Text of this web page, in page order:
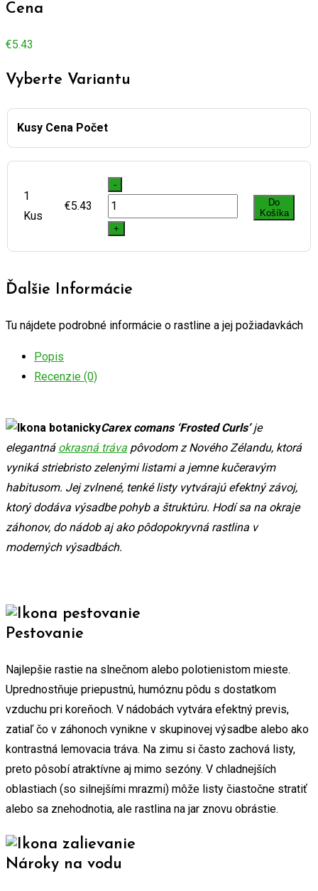
Cena
€5.43
Vyberte Variantu
Kusy Cena Počet
1
Kus
€5.43
-
Ostrica
(STÁLEZELENÁ)
'Frosted
quantity
+
Do
Košíka
Ďalšie Informácie
Tu nájdete podrobné informácie o rastline a jej požiadavkách
Popis
Recenzie (0)
Carex comans ‘Frosted Curls’je
elegantná okrasná tráva pôvodom z Nového Zélandu, ktorá
vyniká striebristo zelenými listami a jemne kučeravým
habitusom. Jej zvlnené, tenké listy vytvárajú efektný závoj,
ktorý dodáva výsadbe pohyb a štruktúru. Hodí sa na okraje
záhonov, do nádob aj ako pôdopokryvná rastlina v
moderných výsadbách.
Pestovanie
Najlepšie rastie na slnečnom alebo polotienistom mieste.
Uprednostňuje priepustnú, humóznu pôdu s dostatkom
vzduchu pri koreňoch. V nádobách vytvára efektný previs,
zatiaľ čo v záhonoch vynikne v skupinovej výsadbe alebo ako
kontrastná lemovacia tráva. Na zimu si často zachová listy,
preto pôsobí atraktívne aj mimo sezóny. V chladnejších
oblastiach (so silnejšími mrazmi) môže listy čiastočne stratiť
alebo sa znehodnotia, ale rastlina na jar znovu obrástie.
Nároky na vodu